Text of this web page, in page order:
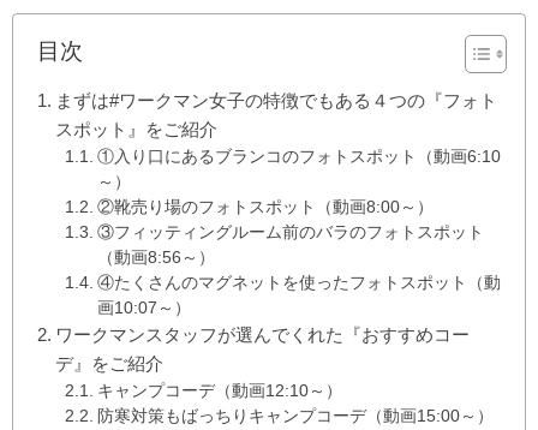
目次
まずは#ワークマン女子の特徴でもある４つの『フォト
スポット』をご紹介
①入り口にあるブランコのフォトスポット（動画6:10
～）
②靴売り場のフォトスポット（動画8:00～）
③フィッティングルーム前のバラのフォトスポット
（動画8:56～）
④たくさんのマグネットを使ったフォトスポット（動
画10:07～）
ワークマンスタッフが選んでくれた『おすすめコー
デ』をご紹介
キャンプコーデ（動画12:10～）
防寒対策もばっちりキャンプコーデ（動画15:00～）